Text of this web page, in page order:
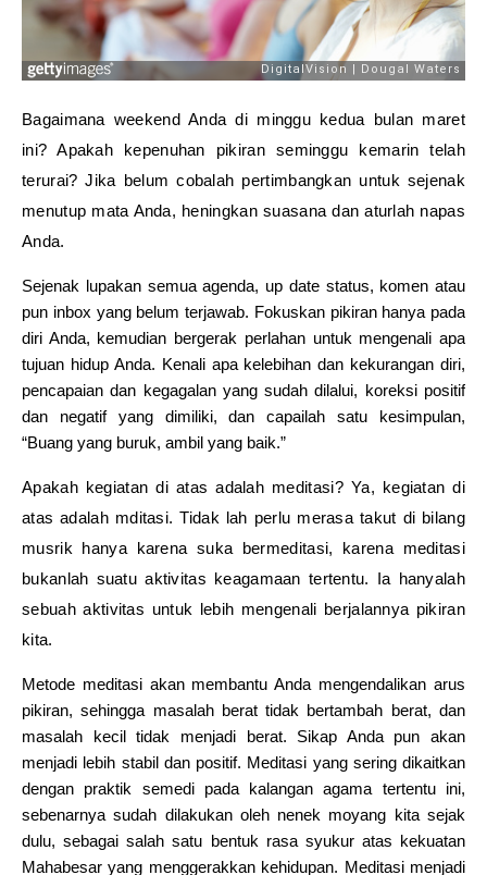
Bagaimana weekend Anda di minggu kedua bulan maret
ini? Apakah kepenuhan pikiran seminggu kemarin telah
terurai? Jika belum cobalah pertimbangkan untuk sejenak
menutup mata Anda, heningkan suasana dan aturlah napas
Anda.
Sejenak lupakan semua agenda, up date status, komen atau
pun inbox yang belum terjawab. Fokuskan pikiran hanya pada
diri Anda, kemudian bergerak perlahan untuk mengenali apa
tujuan hidup Anda. Kenali apa kelebihan dan kekurangan diri,
pencapaian dan kegagalan yang sudah dilalui, koreksi positif
dan negatif yang dimiliki, dan capailah satu kesimpulan,
“Buang yang buruk, ambil yang baik.”
Apakah kegiatan di atas adalah meditasi? Ya, kegiatan di
atas adalah mditasi. Tidak lah perlu merasa takut di bilang
musrik hanya karena suka bermeditasi, karena meditasi
bukanlah suatu aktivitas keagamaan tertentu. Ia hanyalah
sebuah aktivitas untuk lebih mengenali berjalannya pikiran
kita.
Metode meditasi akan membantu Anda mengendalikan arus
pikiran, sehingga masalah berat tidak bertambah berat, dan
masalah kecil tidak menjadi berat. Sikap Anda pun akan
menjadi lebih stabil dan positif. Meditasi yang sering dikaitkan
dengan praktik semedi pada kalangan agama tertentu ini,
sebenarnya sudah dilakukan oleh nenek moyang kita sejak
dulu, sebagai salah satu bentuk rasa syukur atas kekuatan
Mahabesar yang menggerakkan kehidupan. Meditasi menjadi